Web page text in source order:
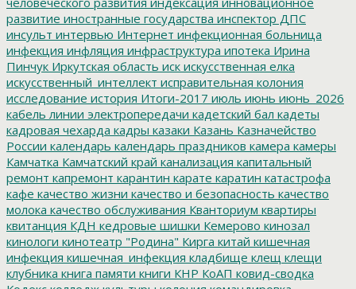
развитие иностранные государства инспектор ДПС
инсульт интервью Интернет инфекционная больница
инфекция инфляция инфраструктура ипотека Ирина
Пинчук Иркутская область иск искусственная елка
искусственный_интеллект исправительная колония
исследование история Итоги-2017 июль июнь июнь_2026
кабель линии электропередачи кадетский бал кадеты
кадровая чехарда кадры казаки Казань Казначейство
России календарь календарь праздников камера камеры
Камчатка Камчатский край канализация капитальный
ремонт капремонт карантин карате каратин катастрофа
кафе качество жизни качество и безопасность качество
молока качество обслуживания Кванториум квартиры
квитанция КДН кедровые шишки Кемерово кинозал
кинологи кинотеатр "Родина" Кирга китай кишечная
инфекция кишечная_инфекция кладбище клещ клещи
клубника книга памяти книги КНР КоАП ковид-сводка